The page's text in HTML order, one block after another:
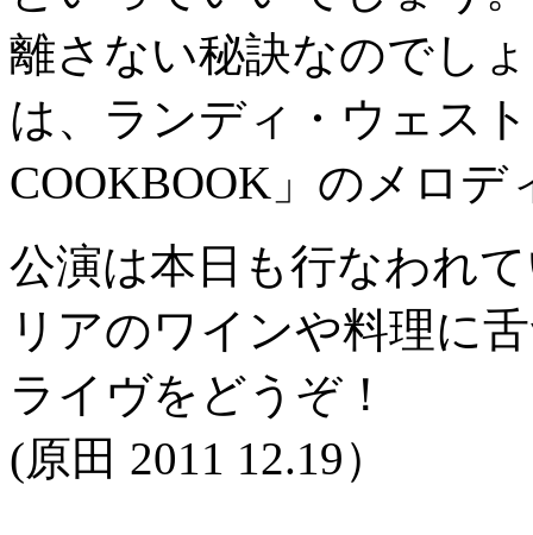
離さない秘訣なのでし
は、ランディ・ウェス
COOKBOOK」のメロ
公演は本日も行なわれ
リアのワインや料理に
ライヴをどうぞ！
(原田 2011 12.19）